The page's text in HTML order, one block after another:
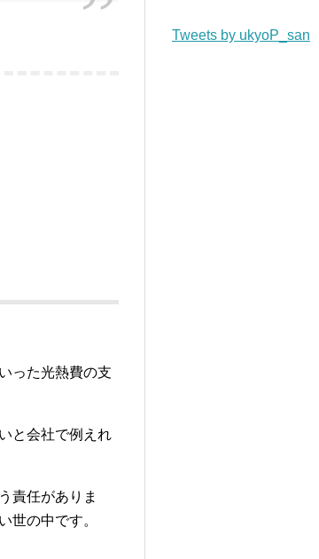
った光熱費の支
と会社で例えれ
責任がありま
世の中です。
Tweets by ukyoP_san